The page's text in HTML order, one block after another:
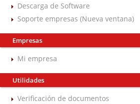
Descarga de Software
Soporte empresas (Nueva ventana)
Empresas
Mi empresa
Utilidades
Verificación de documentos